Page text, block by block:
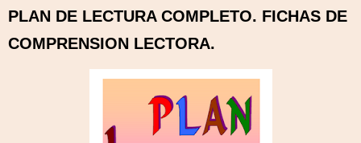
PLAN DE LECTURA COMPLETO. FICHAS DE
COMPRENSION LECTORA.